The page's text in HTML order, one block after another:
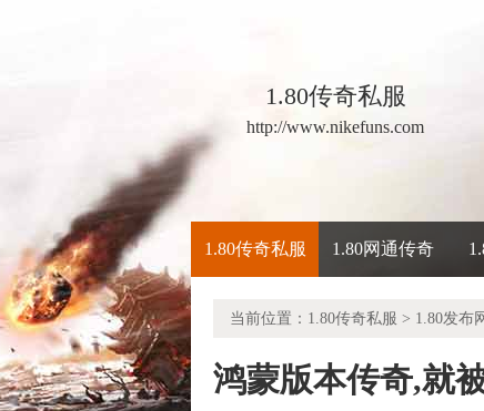
1.80传奇私服
http://www.nikefuns.com
1.80传奇私服 1.80网通传奇
当前位置： 1.80传奇私服 > 1.80发布
鸿蒙版本传奇,就